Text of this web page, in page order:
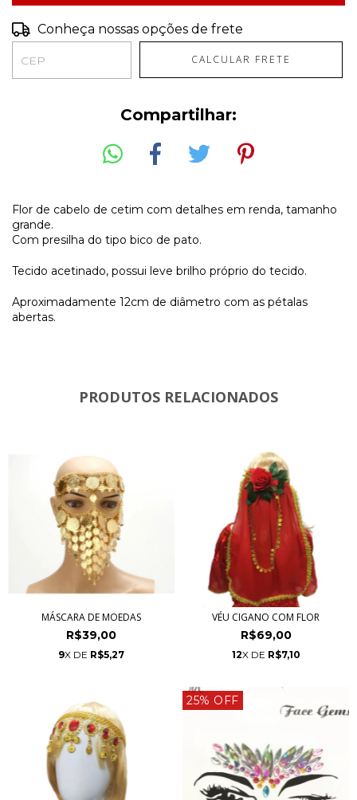
Conheça nossas opções de frete
CALCULAR FRETE
Compartilhar:
Flor de cabelo de cetim com detalhes em renda, tamanho
grande.
Com presilha do tipo bico de pato.
Tecido acetinado, possui leve brilho próprio do tecido.
Aproximadamente 12cm de diâmetro com as pétalas
abertas.
PRODUTOS RELACIONADOS
MÁSCARA DE MOEDAS
R$39,00
9X DE R$5,27
VÉU CIGANO COM FLOR
R$69,00
12X DE R$7,10
25% OFF